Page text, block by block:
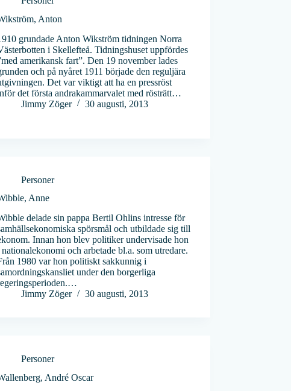
Anton
grundade Anton Wikström tidningen Norra
i Skellefteå. Tidningshuset uppfördes
amerikansk fart”. Den 19 november lades
och på nyåret 1911 började den reguljära
Det var viktigt att ha en pressröst
det första andrakammarvalet med rösträtt…
Jimmy Zöger
30 augusti, 2013
Personer
Anne
delade sin pappa Bertil Ohlins intresse för
spörsmål och utbildade sig till
Innan hon blev politiker undervisade hon
och arbetade bl.a. som utredare.
1980 var hon politiskt sakkunnig i
under den borgerliga
Jimmy Zöger
30 augusti, 2013
Personer
André Oscar